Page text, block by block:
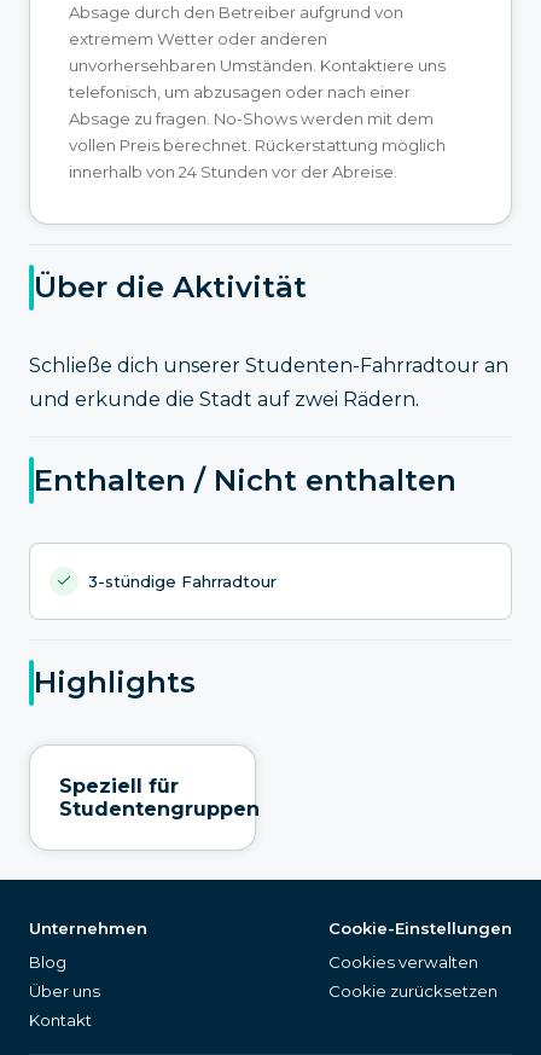
Absage durch den Betreiber aufgrund von
extremem Wetter oder anderen
unvorhersehbaren Umständen. Kontaktiere uns
telefonisch, um abzusagen oder nach einer
Absage zu fragen. No-Shows werden mit dem
vollen Preis berechnet. Rückerstattung möglich
innerhalb von 24 Stunden vor der Abreise.
Über die Aktivität
Schließe dich unserer Studenten-Fahrradtour an
und erkunde die Stadt auf zwei Rädern.
Enthalten / Nicht enthalten
3-stündige Fahrradtour
Highlights
Speziell für
Studentengruppen
Unternehmen
Blog
Über uns
Kontakt
Cookie-Einstellungen
Cookies verwalten
Cookie zurücksetzen